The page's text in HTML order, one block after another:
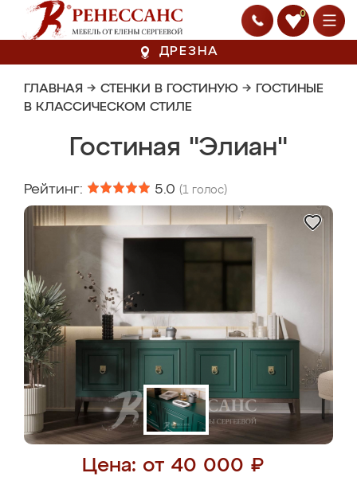
0
ДРЕЗНА
ГЛАВНАЯ → СТЕНКИ В ГОСТИНУЮ → ГОСТИНЫЕ
В КЛАССИЧЕСКОМ СТИЛЕ
Гостиная "Элиан"
Рейтинг: 5.0 (1 голос)
Цена: от 40 000 ₽